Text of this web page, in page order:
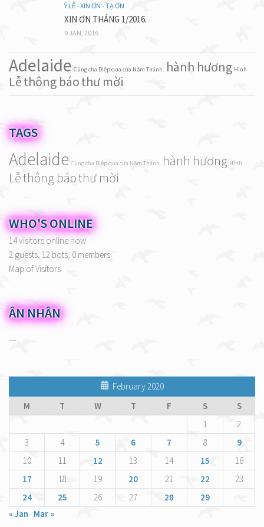
Ý LỄ - XIN ƠN - TẠ ƠN
XIN ƠN THÁNG 1/2016.
9 JAN, 2016
Adelaide Cùng cha Diệp qua cửa Năm Thánh. hành hương Hình
Lễthông báothư mời
TAGS
Adelaide Cùng cha Diệp qua cửa Năm Thánh. hành hương Hình
Lễthông báothư mời
WHO'S ONLINE
14 visitors online now
2 guests, 12 bots, 0 members
Map of Visitors
ÂN NHÂN
---
February 2020
M
T W T F S
S
1
2
3
4 5 6 7 8
9
10
11 12 13 14 15
16
17
18 19 20 21 22
23
24
25 26 27 28
29
« Jan Mar »